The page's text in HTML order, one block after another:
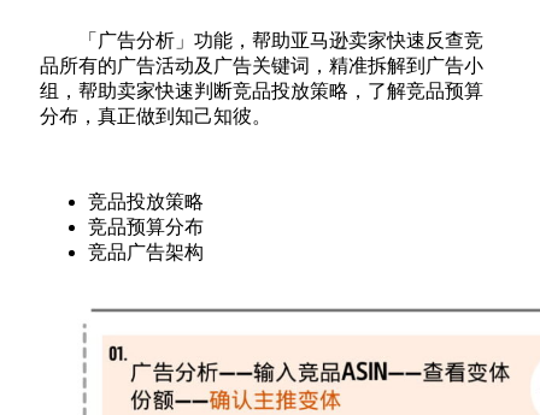
「广告分析」功能，帮助亚马逊卖家快速反查竞
品所有的广告活动及广告关键词，精准拆解到广告小
组，帮助卖家快速判断竞品投放策略，了解竞品预算
分布，真正做到知己知彼。
竞品投放策略
竞品预算分布
竞品广告架构